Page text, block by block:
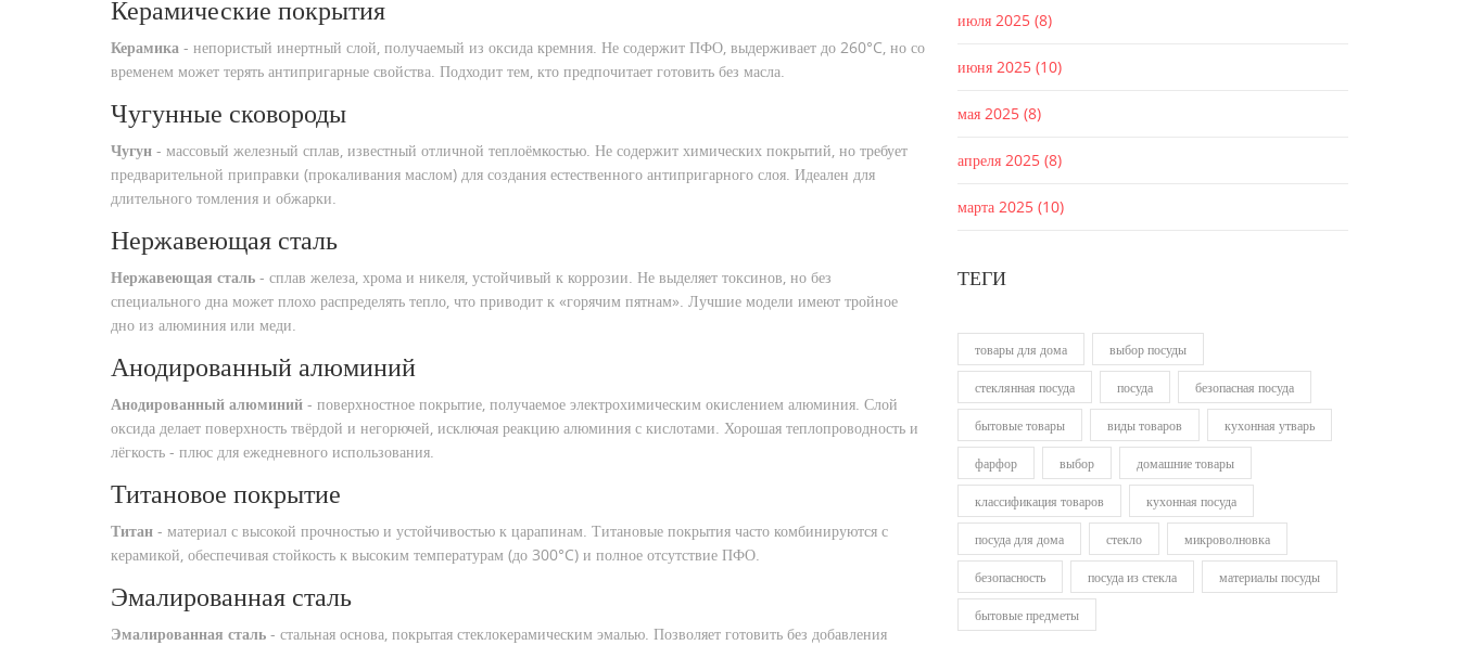
Керамические покрытия
Керамика - непористый инертный слой, получаемый из оксида кремния. Не содержит ПФО, выдерживает до 260°C, но со
временем может терять антипригарные свойства. Подходит тем, кто предпочитает готовить без масла.
Чугунные сковороды
Чугун - массовый железный сплав, известный отличной теплоёмкостью. Не содержит химических покрытий, но требует
предварительной приправки (прокаливания маслом) для создания естественного антипригарного слоя. Идеален для
длительного томления и обжарки.
Нержавеющая сталь
Нержавеющая сталь - сплав железа, хрома и никеля, устойчивый к коррозии. Не выделяет токсинов, но без
специального дна может плохо распределять тепло, что приводит к «горячим пятнам». Лучшие модели имеют тройное
дно из алюминия или меди.
Анодированный алюминий
Анодированный алюминий - поверхностное покрытие, получаемое электрохимическим окислением алюминия. Слой
оксида делает поверхность твёрдой и негорючей, исключая реакцию алюминия с кислотами. Хорошая теплопроводность и
лёгкость - плюс для ежедневного использования.
Титановое покрытие
Титан - материал с высокой прочностью и устойчивостью к царапинам. Титановые покрытия часто комбинируются с
керамикой, обеспечивая стойкость к высоким температурам (до 300°C) и полное отсутствие ПФО.
Эмалированная сталь
Эмалированная сталь - стальная основа, покрытая стеклокерамическим эмалью. Позволяет готовить без добавления
июля 2025 (8)
июня 2025 (10)
мая 2025 (8)
апреля 2025 (8)
марта 2025 (10)
ТЕГИ
товары для дома выбор посуды
стеклянная посуда посуда безопасная посуда
бытовые товары виды товаров кухонная утварь
фарфор выбор домашние товары
классификация товаров кухонная посуда
посуда для дома стекло микроволновка
безопасность посуда из стекла материалы посуды
бытовые предметы